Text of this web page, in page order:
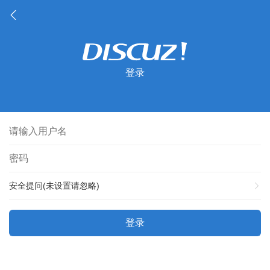
登录
安全提问(未设置请忽略)
登录